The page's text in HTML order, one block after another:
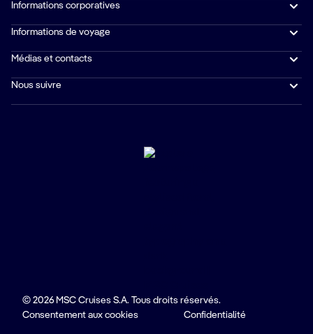
Informations corporatives
Informations de voyage
Médias et contacts
Nous suivre
© 2026 MSC Cruises S.A. Tous droits réservés.
Consentement aux cookies
Confidentialité